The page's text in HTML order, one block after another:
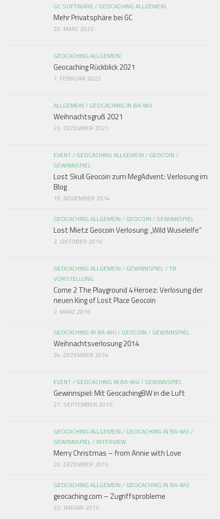
GC SOFTWARE / GEOCACHING ALLGEMEIN
Mehr Privatsphäre bei GC
25. MÄRZ 2022
GEOCACHING ALLGEMEIN
Geocaching Rückblick 2021
7. FEBRUAR 2022
ALLGEMEIN / GEOCACHING IN BA-WÜ
Weihnachtsgruß 2021
23. DEZEMBER 2021
EVENT/ GEOCACHING ALLGEMEIN / GEOCOIN /
GEWINNSPIEL
Lost Skull Geocoin zum MegAdvent: Verlosung im
Blog
19. NOVEMBER 2014
GEOCACHING ALLGEMEIN / GEOCOIN / GEWINNSPIEL
Lost Mietz Geocoin Verlosung: „Wild Wuselelfe“
2. OKTOBER 2016
GEOCACHING ALLGEMEIN / GEWINNSPIEL/TB
VORSTELLUNG
Come 2 The Playground 4 Heroez: Verlosung der
neuen King of Lost Place Geocoin
2. MÄRZ 2016
GEOCACHING IN BA-WÜ / GEOCOIN / GEWINNSPIEL
Weihnachtsverlosung 2014
24. DEZEMBER 2014
EVENT/ GEOCACHING IN BA-WÜ / GEWINNSPIEL
Gewinnspiel: Mit GeocachingBW in die Luft
21. SEPTEMBER 2016
GEOCACHING ALLGEMEIN / GEOCACHING IN BA-WÜ /
GEWINNSPIEL/ INTERVIEW
Merry Christmas – from Annie with Love
20. DEZEMBER 2015
GEOCACHING ALLGEMEIN / GEOCACHING IN BA-WÜ
geocaching.com – Zugriffsprobleme
22. JANUAR 2015